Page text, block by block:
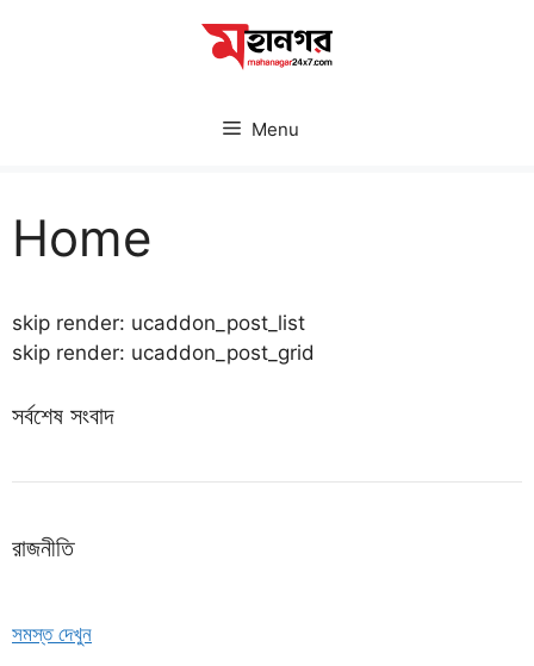
Menu
Home
skip render: ucaddon_post_list
skip render: ucaddon_post_grid
সর্বশেষ সংবাদ
রাজনীতি
সমস্ত দেখুন